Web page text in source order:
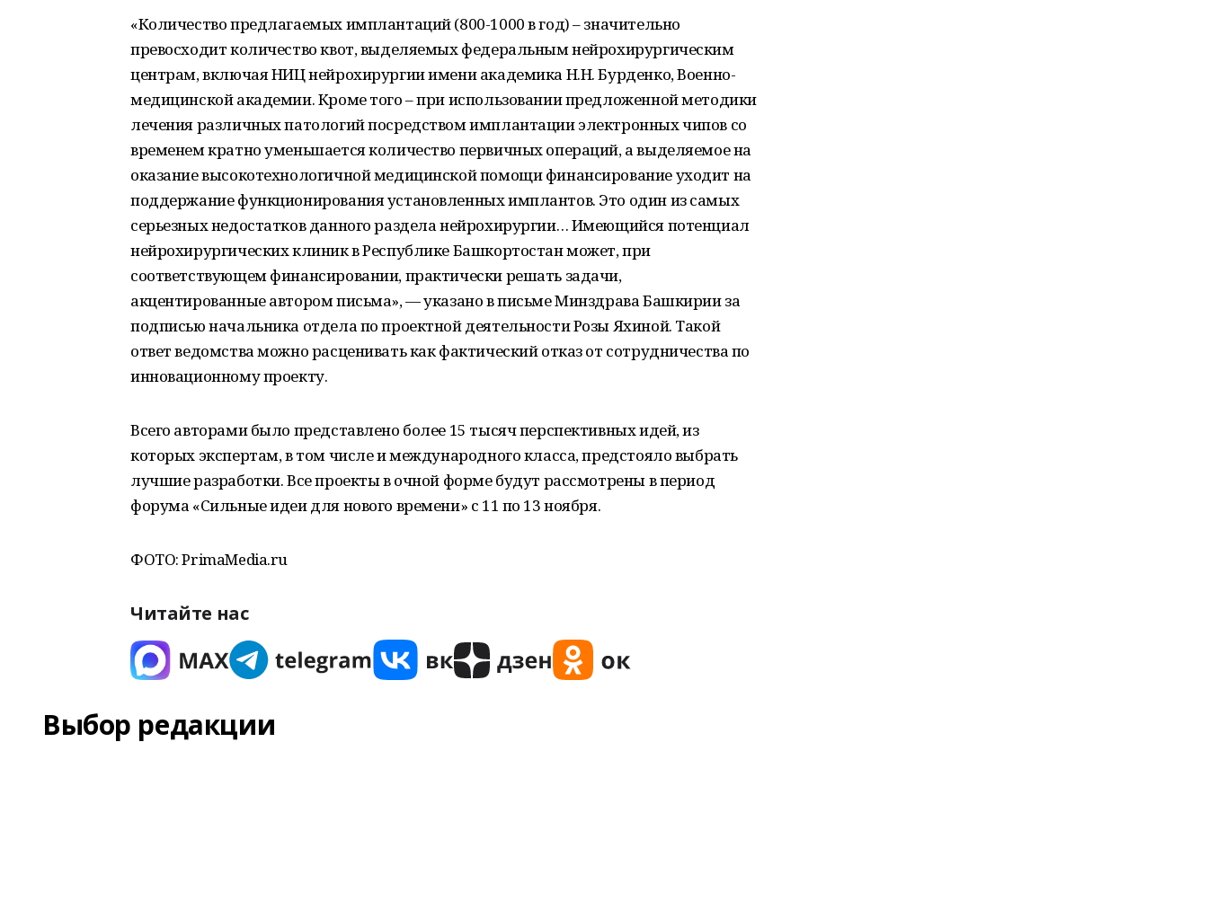
«Количество предлагаемых имплантаций (800-1000 в год) – значительно
превосходит количество квот, выделяемых федеральным нейрохирургическим
центрам, включая НИЦ нейрохирургии имени академика Н.Н. Бурденко, Военно-
медицинской академии. Кроме того – при использовании предложенной методики
лечения различных патологий посредством имплантации электронных чипов со
временем кратно уменьшается количество первичных операций, а выделяемое на
оказание высокотехнологичной медицинской помощи финансирование уходит на
поддержание функционирования установленных имплантов. Это один из самых
серьезных недостатков данного раздела нейрохирургии… Имеющийся потенциал
нейрохирургических клиник в Республике Башкортостан может, при
соответствующем финансировании, практически решать задачи,
акцентированные автором письма», — указано в письме Минздрава Башкирии за
подписью начальника отдела по проектной деятельности Розы Яхиной. Такой
ответ ведомства можно расценивать как фактический отказ от сотрудничества по
инновационному проекту.
Всего авторами было представлено более 15 тысяч перспективных идей, из
которых экспертам, в том числе и международного класса, предстояло выбрать
лучшие разработки. Все проекты в очной форме будут рассмотрены в период
форума «Сильные идеи для нового времени» с 11 по 13 ноября.
ФОТО: PrimaMedia.ru
Читайте нас
Выбор редакции